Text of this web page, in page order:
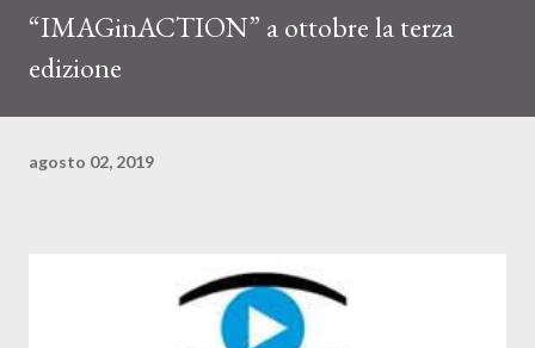
“IMAGinACTION” a ottobre la terza
edizione
agosto 02, 2019